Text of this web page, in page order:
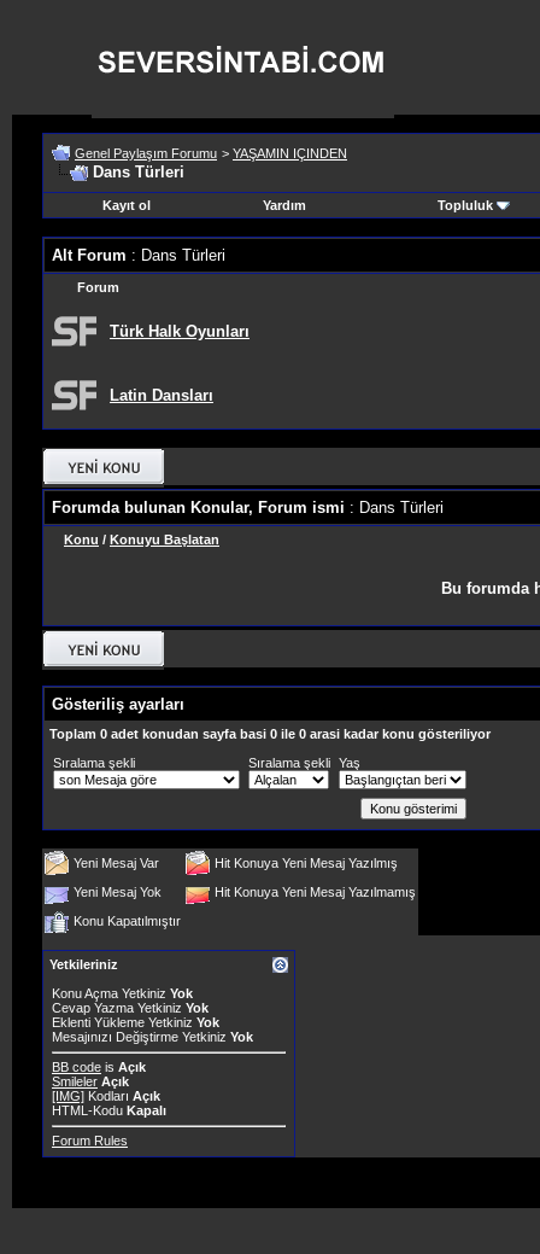
Genel Paylaşım Forumu > YAŞAMIN IÇINDEN
Dans Türleri
Kayıt ol Yardım Topluluk
Alt Forum : Dans Türleri
Forum
Türk Halk Oyunları
Latin Dansları
Forumda bulunan Konular, Forum ismi : Dans Türleri
Konu / Konuyu Başlatan
Bu forumda
Gösteriliş ayarları
Toplam 0 adet konudan sayfa basi 0 ile 0 arasi kadar konu gösteriliyor
Sıralama şekli
Sıralama şekli Yaş
Yeni Mesaj Var
Hit Konuya Yeni Mesaj Yazılmış
Yeni Mesaj Yok
Hit Konuya Yeni Mesaj Yazılmamış
Konu Kapatılmıştır
Yetkileriniz
Konu Açma Yetkiniz Yok
Cevap Yazma Yetkiniz Yok
Eklenti Yükleme Yetkiniz Yok
Mesajınızı Değiştirme Yetkiniz Yok
BB code is Açık
Smileler Açık
[IMG] Kodları Açık
HTML-Kodu Kapalı
Forum Rules